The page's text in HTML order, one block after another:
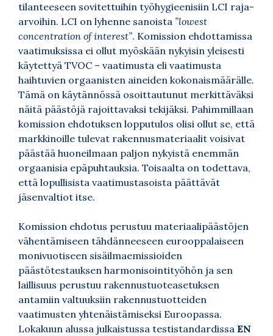
tilanteeseen sovitettuihin työhygieenisiin LCI raja-
arvoihin. LCI on lyhenne sanoista ”lowest
concentration of interest”. Komission ehdottamissa
vaatimuksissa ei ollut myöskään nykyisin yleisesti
käytettyä TVOC – vaatimusta eli vaatimusta
haihtuvien orgaanisten aineiden kokonaismäärälle.
Tämä on käytännössä osoittautunut merkittäväksi
näitä päästöjä rajoittavaksi tekijäksi. Pahimmillaan
komission ehdotuksen lopputulos olisi ollut se, että
markkinoille tulevat rakennusmateriaalit voisivat
päästää huoneilmaan paljon nykyistä enemmän
orgaanisia epäpuhtauksia. Toisaalta on todettava,
että lopullisista vaatimustasoista päättävät
jäsenvaltiot itse.
Komission ehdotus perustuu materiaalipäästöjen
vähentämiseen tähdänneeseen eurooppalaiseen
monivuotiseen sisäilmaemissioiden
päästötestauksen harmonisointityöhön ja sen
laillisuus perustuu rakennustuoteasetuksen
antamiin valtuuksiin rakennustuotteiden
vaatimusten yhtenäistämiseksi Euroopassa.
Lokakuun alussa julkaistussa testistandardissa EN